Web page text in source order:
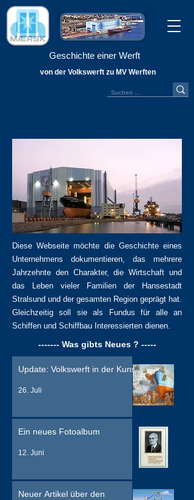
Geschichte einer Werft
von der Volkswerft zu MV Werften
Diese Webseite möchte die Geschichte eines
Unternehmens dokumentieren, das mehrere
Jahrzehnte den Charakter, die Wirtschaft und
das Leben vieler Familien der Hansestadt
Stralsund und der gesamten Region geprägt hat.
Gleichzeitig soll sie als Fundus für alle an
Schiffen und Schiffbau Interessierten dienen.
------- Was gibts Neues ? -----
Update: Volkswerft in der Kunst
26. Juli
Ein neues Fotoalbum
12. Juni
Neuer Artikel über den